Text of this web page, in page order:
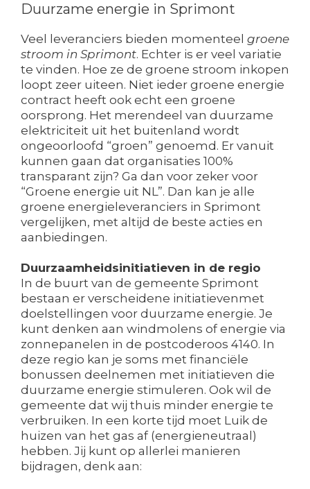
Duurzame energie in Sprimont
Veel leveranciers bieden momenteel groene
stroom in Sprimont. Echter is er veel variatie
te vinden. Hoe ze de groene stroom inkopen
loopt zeer uiteen. Niet ieder groene energie
contract heeft ook echt een groene
oorsprong. Het merendeel van duurzame
elektriciteit uit het buitenland wordt
ongeoorloofd “groen” genoemd. Er vanuit
kunnen gaan dat organisaties 100%
transparant zijn? Ga dan voor zeker voor
“Groene energie uit NL”. Dan kan je alle
groene energieleveranciers in Sprimont
vergelijken, met altijd de beste acties en
aanbiedingen.
Duurzaamheidsinitiatieven in de regio
In de buurt van de gemeente Sprimont
bestaan er verscheidene initiatievenmet
doelstellingen voor duurzame energie. Je
kunt denken aan windmolens of energie via
zonnepanelen in de postcoderoos 4140. In
deze regio kan je soms met financiële
bonussen deelnemen met initiatieven die
duurzame energie stimuleren. Ook wil de
gemeente dat wij thuis minder energie te
verbruiken. In een korte tijd moet Luik de
huizen van het gas af (energieneutraal)
hebben. Jij kunt op allerlei manieren
bijdragen, denk aan: